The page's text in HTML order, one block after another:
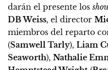
darán el presente los
DB Weiss, el director
miembros del reparto
(Samwell Tarly), Liam
Seaworth), Nathalie